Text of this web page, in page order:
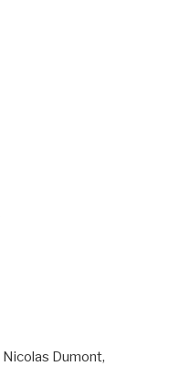
Dumont,